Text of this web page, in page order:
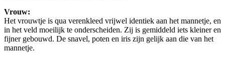
Vrouw:
Het vrouwtje is qua verenkleed vrijwel identiek aan het mannetje, en
in het veld moeilijk te onderscheiden. Zij is gemiddeld iets kleiner en
fijner gebouwd. De snavel, poten en iris zijn gelijk aan die van het
mannetje.